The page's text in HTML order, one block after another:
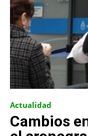
Actualidad
Cambios